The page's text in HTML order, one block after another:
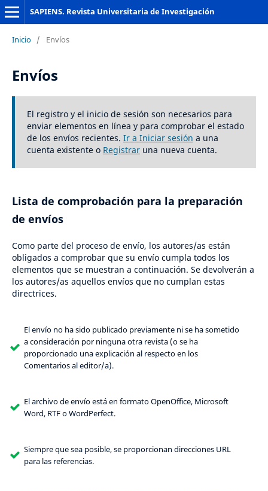
SAPIENS. Revista Universitaria de Investigación
Inicio / Envíos
Envíos
El registro y el inicio de sesión son necesarios para
enviar elementos en línea y para comprobar el estado
de los envíos recientes. Ir a Iniciar sesión a una
cuenta existente o Registraruna nueva cuenta.
Lista de comprobación para la preparación
de envíos
Como parte del proceso de envío, los autores/as están
obligados a comprobar que su envío cumpla todos los
elementos que se muestran a continuación. Se devolverán a
los autores/as aquellos envíos que no cumplan estas
directrices.
El envío no ha sido publicado previamente ni se ha sometido
a consideración por ninguna otra revista (o se ha
proporcionado una explicación al respecto en los
Comentarios al editor/a).
El archivo de envío está en formato OpenOffice, Microsoft
Word, RTF o WordPerfect.
Siempre que sea posible, se proporcionan direcciones URL
para las referencias.